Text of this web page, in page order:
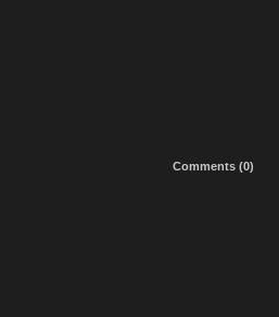
Comments (0)